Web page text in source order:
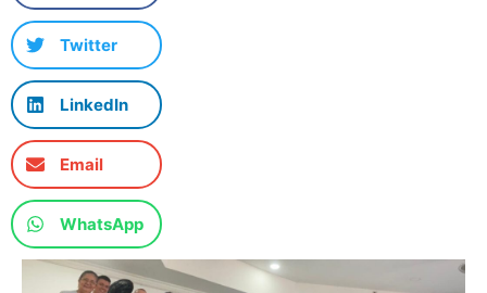
Twitter
LinkedIn
Email
WhatsApp